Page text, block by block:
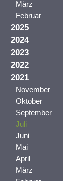
März
Februar
2025
2024
2023
2022
2021
November
Oktober
September
Juli
Juni
Mai
April
März